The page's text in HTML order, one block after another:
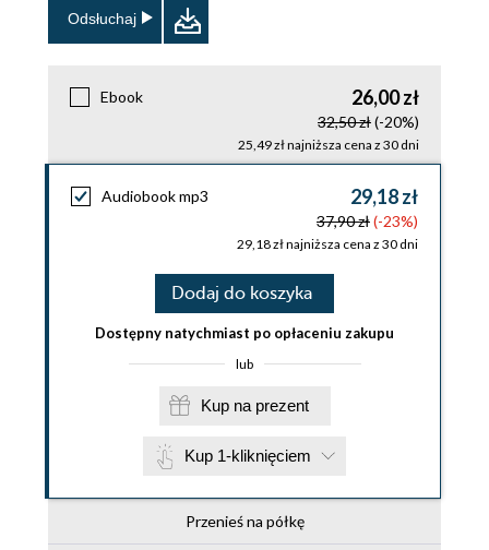
Odsłuchaj
Ebook 26,00 zł
32,50 zł(-20%)
25,49 zł najniższa cena z 30 dni
Audiobook mp3 29,18 zł
37,90 zł(-23%)
29,18 zł najniższa cena z 30 dni
Dodaj do koszyka
Dostępny natychmiast po opłaceniu zakupu
lub
Kup na prezent
Kup 1-kliknięciem
Przenieś na półkę